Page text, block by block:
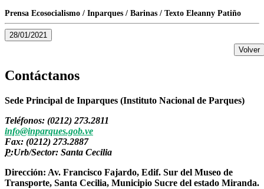
Prensa Ecosocialismo / Inparques / Barinas / Texto Eleanny Patiño
28/01/2021
Volver
Contáctanos
Sede Principal de Inparques (Instituto Nacional de Parques)
Teléfonos: (0212) 273.2811
info@inparques.gob.ve
Fax: (0212) 273.2887
P:Urb/Sector: Santa Cecilia
Dirección: Av. Francisco Fajardo, Edif. Sur del Museo de
Transporte, Santa Cecilia, Municipio Sucre del estado Miranda.